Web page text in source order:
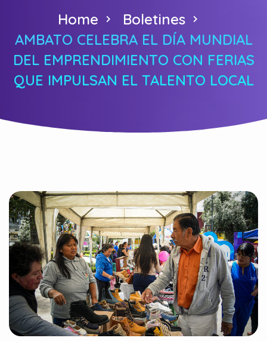
Home
Boletines
AMBATO CELEBRA EL DÍA MUNDIAL
DEL EMPRENDIMIENTO CON FERIAS
QUE IMPULSAN EL TALENTO LOCAL